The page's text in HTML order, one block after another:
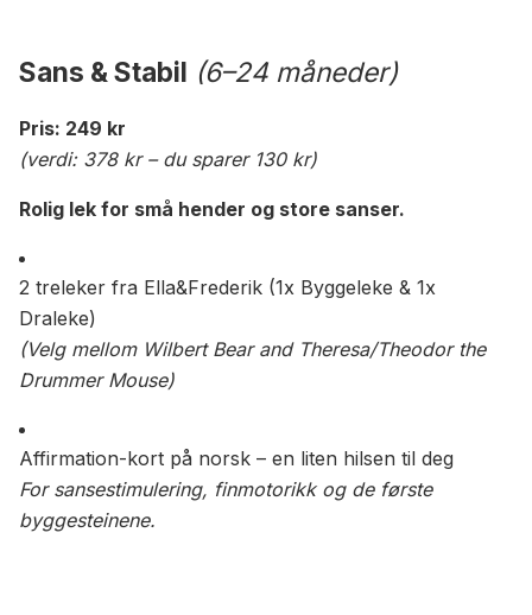
Sans & Stabil (6–24 måneder)
Pris: 249 kr
(verdi: 378 kr – du sparer 130 kr)
Rolig lek for små hender og store sanser.
2 treleker fra Ella&Frederik (1x Byggeleke & 1x
Draleke)
(Velg mellom Wilbert Bear and Theresa/Theodor the
Drummer Mouse)
Affirmation-kort på norsk – en liten hilsen til deg
For sansestimulering, finmotorikk og de første
byggesteinene.